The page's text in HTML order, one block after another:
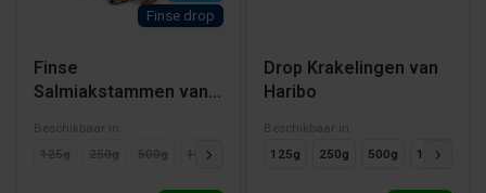
Finse drop
Finse
Salmiakstammen van
Beschikbaar in
125g
250g 500g 1000g
Drop Krakelingen van
Haribo
Beschikbaar in
125g
250g 500g 1000g